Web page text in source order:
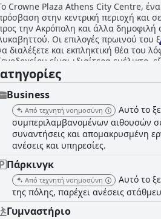
Crowne Plaza Athens City Centre, ένα
στην κεντρική περιοχή και
την Ακρόπολη και άλλα δημοφιλή
Οι επιλογές πρωινού του
διαλέξετε και εκπληκτική θέα του
είναι ιδιαίτερα
του ξενοδοχείου,
και ιδανικές για
μικρές ατέλειες, όπως οι
εξαιρετικό και συγκρίσιμο με
Business
Από τεχνητή νοημοσύνη
Αυτό το
συμπεριλαμβανομένων αιθουσών
συναντήσεις και απομακρυσμένη
ανέσεις και υπηρεσίες.
Πάρκινγκ
Από τεχνητή νοημοσύνη
Αυτό το
της πόλης, παρέχει ανέσεις
Γυμναστήριο